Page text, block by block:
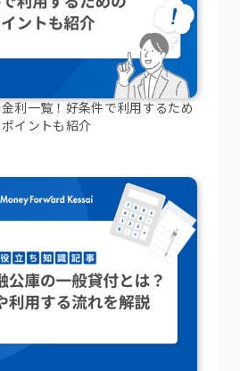
利一覧！好条件で利用するため
イントも紹介